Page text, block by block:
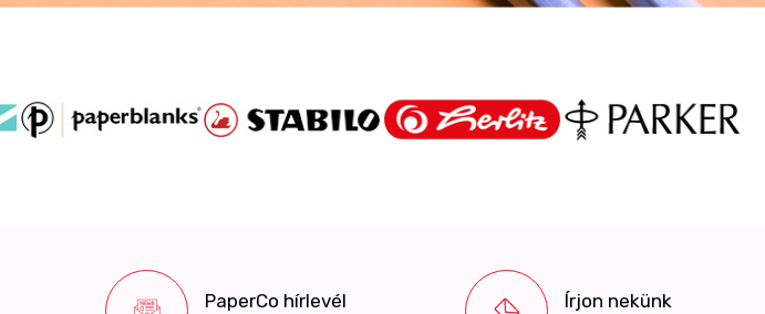
PaperCo hírlevél Írjon nekünk